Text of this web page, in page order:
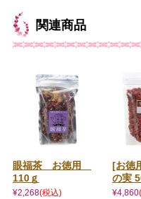
関連商品
眼福茶 お徳用
110ｇ
¥2,268(税込)
[お徳
の実
¥4,860